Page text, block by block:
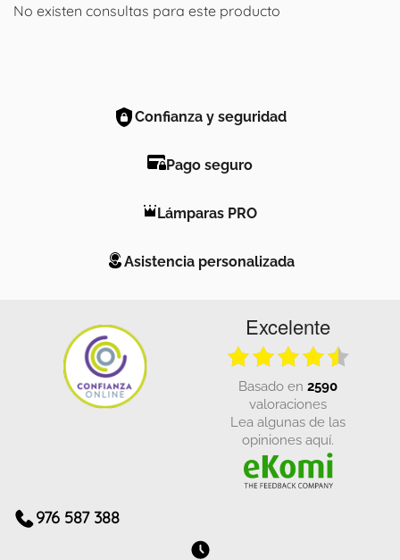
No existen consultas para este producto
Confianza y seguridad
Pago seguro
Lámparas PRO
Asistencia personalizada
Excelente
basado en 2590
valoraciones
Lea algunas de las
opiniones aquí.
976 587 388